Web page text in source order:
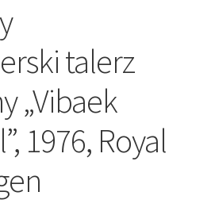
talerz
„Vibaek
1976, Royal